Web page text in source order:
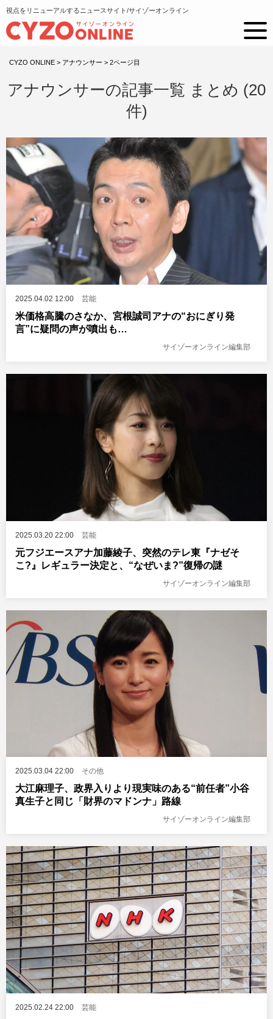
視点をリニューアルするニュースサイト/サイゾーオンライン
CYZO ONLINE > アナウンサー > 2ページ目
アナウンサーの記事一覧 まとめ (20
件)
2025.04.02 12:00 芸能
米価格高騰のさなか、宮根誠司アナの“おにぎり発
言”に疑問の声が噴出も…
サイゾーオンライン編集部
2025.03.20 22:00 芸能
元フジエースアナ加藤綾子、突然のテレ東『ナゼそ
こ?』レギュラー決定と、“なぜいま?”復帰の謎
サイゾーオンライン編集部
2025.03.04 22:00 その他
大江麻理子、政界入りより現実味のある“前任者”小谷
真生子と同じ「財界のマドンナ」路線
サイゾーオンライン編集部
2025.02.24 22:00 芸能